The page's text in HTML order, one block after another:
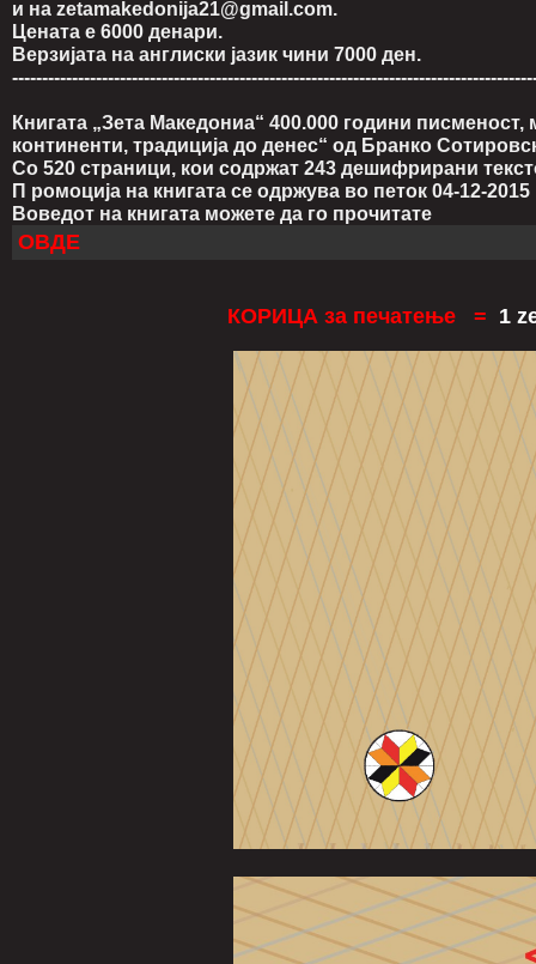
и на zetamakedonija21@gmail.com.
Цената е 6000 денари.
Верзијата на англиски јазик чини 7000 ден.
Книгата „Зета Македониа“ 400.000 години писменост,
континенти, традиција до денес“ од Бранко
Со 520 страници, кои содржат 243 дешифрирани
П ромоција на книгата се одржува во петок 04-12-
Воведот на книгата можете да го прочитате
ОВДЕ
КОРИЦА за печатење = 1